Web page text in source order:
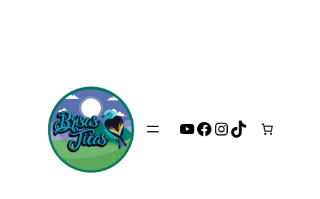
contenido
YouTube
Facebook
Instagram
TikTok